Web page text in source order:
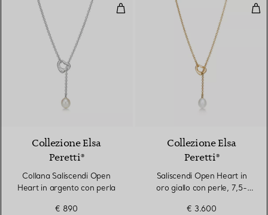
Collana Saliscendi Open Heart
Collezione Elsa
Peretti®
Collana Saliscendi Open
Heart in argento con perla
€ 890
Collezione Elsa
Peretti®
Saliscendi Open Heart in
oro giallo con perle, 7,5-
€ 3.600